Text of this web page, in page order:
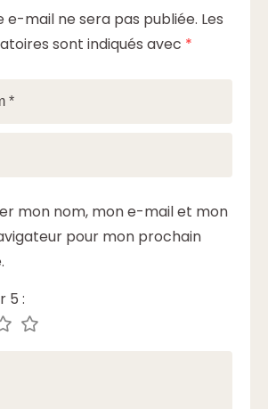
e-mail ne sera pas publiée. Les
sont indiqués avec *
mon nom, mon e-mail et mon
pour mon prochain
5 :